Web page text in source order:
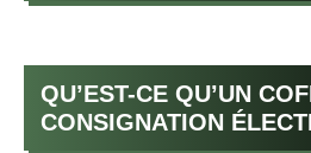
QU’EST-CE QU’UN
CONSIGNATION